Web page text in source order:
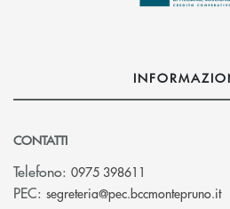
CONTATTI
Telefono: 0975 398611
PEC: segreteria@pec.bccmontepruno.it